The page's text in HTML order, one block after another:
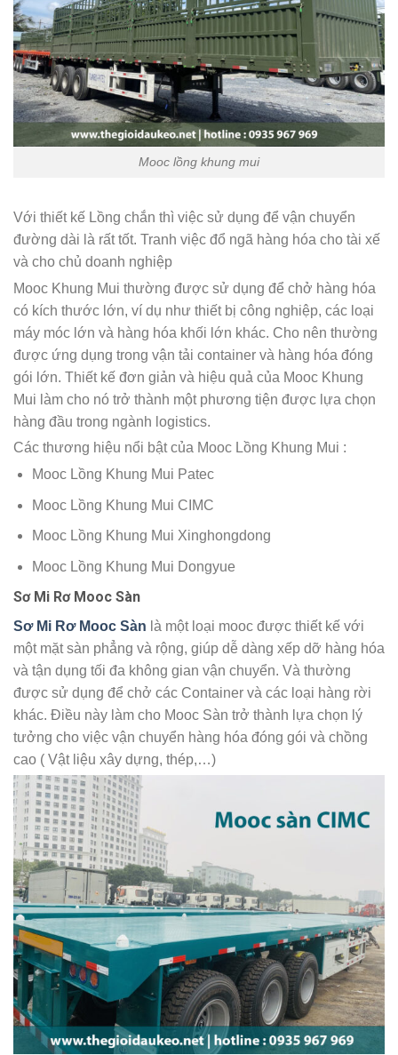
Mooc lồng khung mui
Với thiết kế Lồng chắn thì việc sử dụng để vận chuyển
đường dài là rất tốt. Tranh việc đổ ngã hàng hóa cho tài xế
và cho chủ doanh nghiệp
Mooc Khung Mui thường được sử dụng để chở hàng hóa
có kích thước lớn, ví dụ như thiết bị công nghiệp, các loại
máy móc lớn và hàng hóa khối lớn khác. Cho nên thường
được ứng dụng trong vận tải container và hàng hóa đóng
gói lớn. Thiết kế đơn giản và hiệu quả của Mooc Khung
Mui làm cho nó trở thành một phương tiện được lựa chọn
hàng đầu trong ngành logistics.
Các thương hiệu nổi bật của Mooc Lồng Khung Mui :
Mooc Lồng Khung Mui Patec
Mooc Lồng Khung Mui CIMC
Mooc Lồng Khung Mui Xinghongdong
Mooc Lồng Khung Mui Dongyue
Sơ Mi Rơ Mooc Sàn
Sơ Mi Rơ Mooc Sàn là một loại mooc được thiết kế với
một mặt sàn phẳng và rộng, giúp dễ dàng xếp dỡ hàng hóa
và tận dụng tối đa không gian vận chuyển. Và thường
được sử dụng để chở các Container và các loại hàng rời
khác. Điều này làm cho Mooc Sàn trở thành lựa chọn lý
tưởng cho việc vận chuyển hàng hóa đóng gói và chồng
cao ( Vật liệu xây dựng, thép,…)